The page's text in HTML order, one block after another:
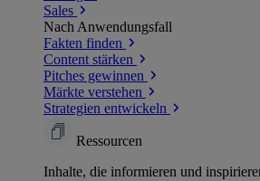
Sales
Nach Anwendungsfall
Fakten finden
Content stärken
Pitches gewinnen
Märkte verstehen
Strategien entwickeln
Ressourcen
Inhalte, die informieren und